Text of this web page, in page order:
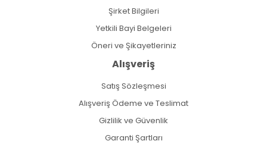
Şirket Bilgileri
Yetkili Bayi Belgeleri
Öneri ve Şikayetleriniz
Alışveriş
Satış Sözleşmesi
Alışveriş Ödeme ve Teslimat
Gizlilik ve Güvenlik
Garanti Şartları